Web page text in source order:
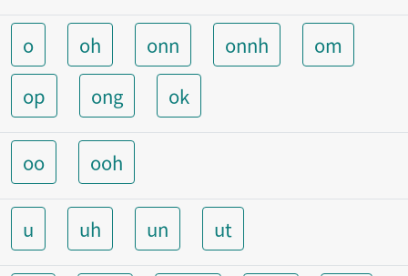
o oh onn onnh
om
op
ong ok
oo ooh
u uh un ut